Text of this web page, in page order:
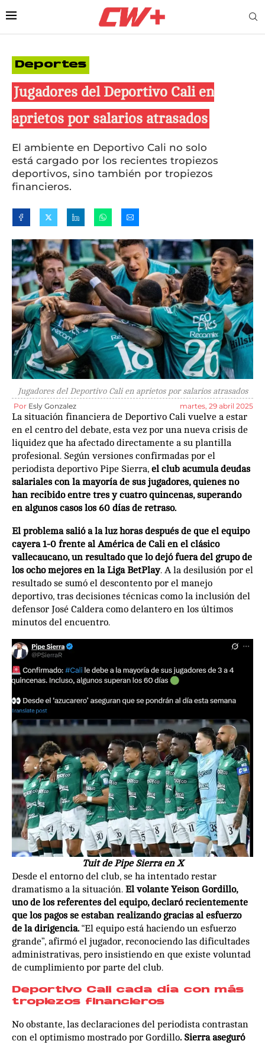
Deportes
Jugadores del Deportivo Cali en
aprietos por salarios atrasados
El ambiente en Deportivo Cali no solo
está cargado por los recientes tropiezos
deportivos, sino también por tropiezos
financieros.
Jugadores del Deportivo Cali en aprietos por salarios atrasados
Por Esly Gonzalez martes, 29 abril 2025
La situación financiera de Deportivo Cali vuelve a estar
en el centro del debate, esta vez por una nueva crisis de
liquidez que ha afectado directamente a su plantilla
profesional. Según versiones confirmadas por el
periodista deportivo Pipe Sierra, el club acumula deudas
salariales con la mayoría de sus jugadores, quienes no
han recibido entre tres y cuatro quincenas, superando
en algunos casos los 60 días de retraso.
El problema salió a la luz horas después de que el equipo
cayera 1-0 frente al América de Cali en el clásico
vallecaucano, un resultado que lo dejó fuera del grupo de
los ocho mejores en la Liga BetPlay. A la desilusión por el
resultado se sumó el descontento por el manejo
deportivo, tras decisiones técnicas como la inclusión del
defensor José Caldera como delantero en los últimos
minutos del encuentro.
Tuit de Pipe Sierra en X
Desde el entorno del club, se ha intentado restar
dramatismo a la situación. El volante Yeison Gordillo,
uno de los referentes del equipo, declaró recientemente
que los pagos se estaban realizando gracias al esfuerzo
de la dirigencia. “El equipo está haciendo un esfuerzo
grande”, afirmó el jugador, reconociendo las dificultades
administrativas, pero insistiendo en que existe voluntad
de cumplimiento por parte del club.
Deportivo Cali cada día con más
tropiezos financieros
No obstante, las declaraciones del periodista contrastan
con el optimismo mostrado por Gordillo. Sierra aseguró